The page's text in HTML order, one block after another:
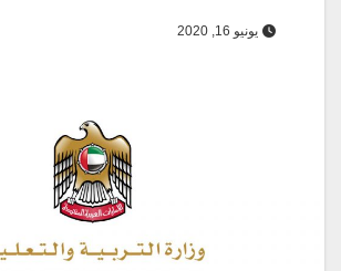
يونيو 16, 2020